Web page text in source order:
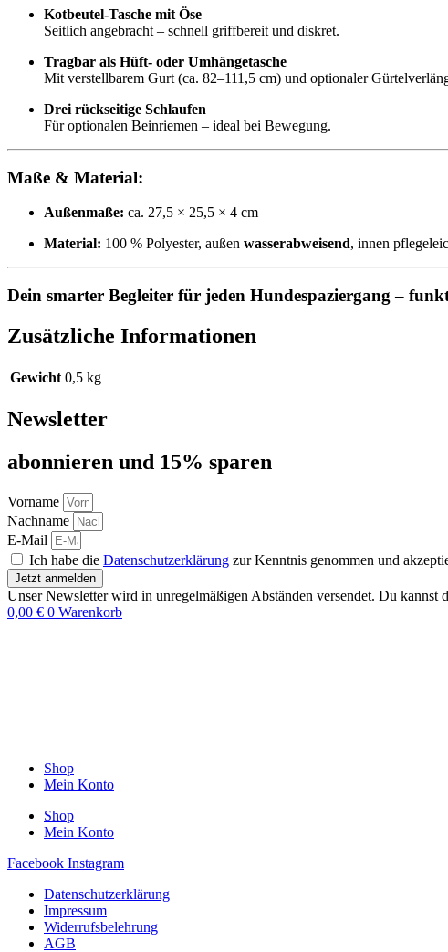
Kotbeutel-Tasche mit Öse
Seitlich angebracht – schnell griffbereit und diskret.
Tragbar als Hüft- oder Umhängetasche
Mit verstellbarem Gurt (ca. 82–111,5 cm) und optionaler
Drei rückseitige Schlaufen
Für optionalen Beinriemen – ideal bei Bewegung.
Maße & Material:
Außenmaße: ca. 27,5 × 25,5 × 4 cm
Material: 100 % Polyester, außen wasserabweisend, innen
Dein smarter Begleiter für jeden Hundespaziergang –
Zusätzliche Informationen
Gewicht 0,5 kg
Newsletter
abon­nie­ren und 15% sparen
Vorname
Nachname
E-Mail
Ich habe die Datenschutzerklärung zur Kenntnis genommen und
Jetzt anmelden
Unser Newsletter wird in unregelmäßigen Abständen versendet. Du kannst
0,00 € 0 Warenkorb
Shop
Mein Konto
Shop
Mein Konto
Facebook Instagram
Datenschutzerklärung
Impressum
Widerrufsbelehrung
AGB